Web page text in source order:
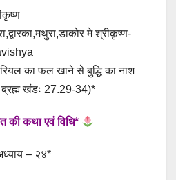
मे श्रीकृष्ण-
का फल खाने से बुद्धि का नाश
ब्रह्म खंडः 27.29-34)*
की कथा एवं विधि*
– २४*